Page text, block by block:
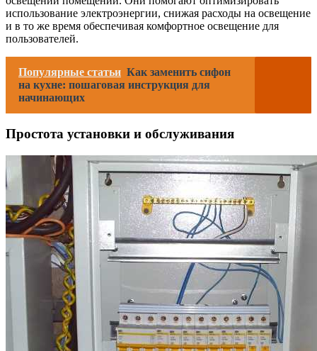
использование электроэнергии, снижая расходы на освещение
и в то же время обеспечивая комфортное освещение для
пользователей.
Популярные статьи Как заменить сифон
на кухне: пошаговая инструкция для
начинающих
Простота установки и обслуживания